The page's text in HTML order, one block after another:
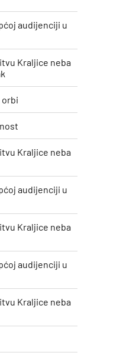
audijenciji u
Kraljice neba
orbi
Kraljice neba
audijenciji u
Kraljice neba
audijenciji u
Kraljice neba